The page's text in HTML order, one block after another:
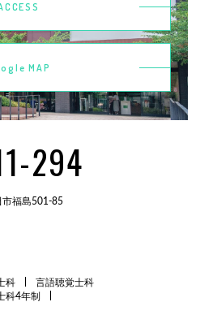
MAP
294
福島501-85
科
言語聴覚士科
科4年制